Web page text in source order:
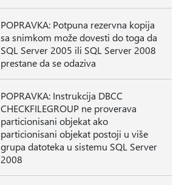
POPRAVKA: Potpuna rezervna kopija
sa snimkom može dovesti do toga da
SQL Server 2005 ili SQL Server 2008
prestane da se odaziva
POPRAVKA: Instrukcija DBCC
CHECKFILEGROUP ne proverava
particionisani objekat ako
particionisani objekat postoji u više
grupa datoteka u sistemu SQL Server
2008